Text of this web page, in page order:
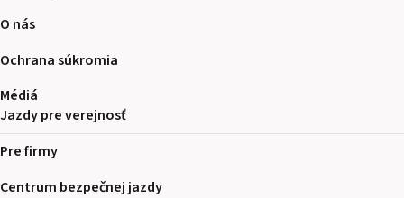
O nás
Ochrana súkromia
Médiá
Jazdy pre verejnosť
Pre firmy
Centrum bezpečnej jazdy